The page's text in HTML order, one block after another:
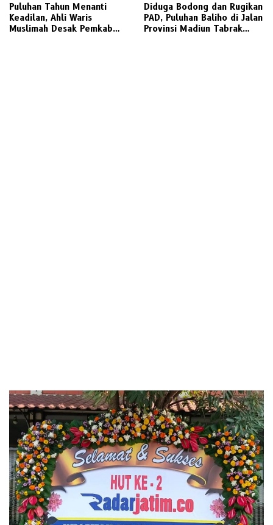
‎Puluhan Tahun Menanti
Keadilan, Ahli Waris
Muslimah Desak Pemkab
Diduga Bodong dan Rugikan
PAD, Puluhan Baliho di Jalan
Provinsi Madiun Tabrak